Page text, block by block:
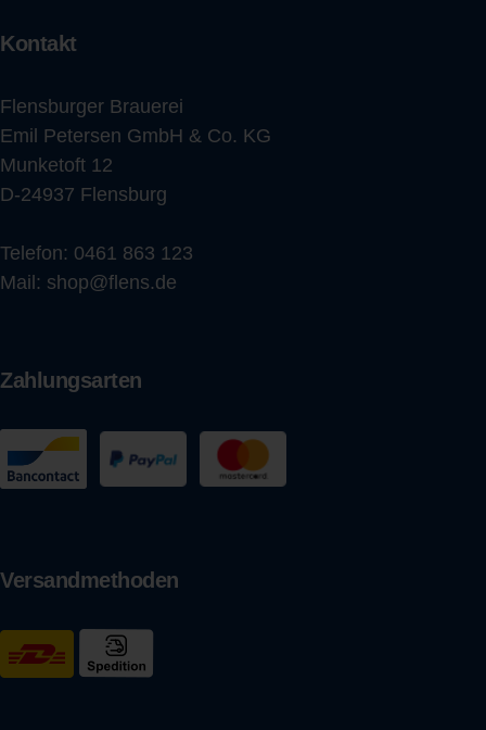
Zahlungsarten
Versandmethoden
Kontakt
Flensburger Brauerei
Emil Petersen GmbH & Co. KG
Munketoft 12
D-24937 Flensburg
Telefon: 0461 863 123
Mail: shop@flens.de